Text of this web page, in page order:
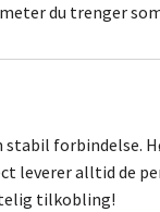
du trenger
forbindelse.
leverer alltid de
tilkobling!